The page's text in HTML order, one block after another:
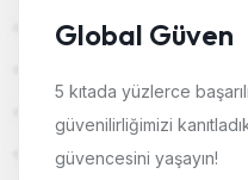
Global Güven
5 kıtada yüzlerce
güvenilirliğimizi
güvencesini yaşayın!